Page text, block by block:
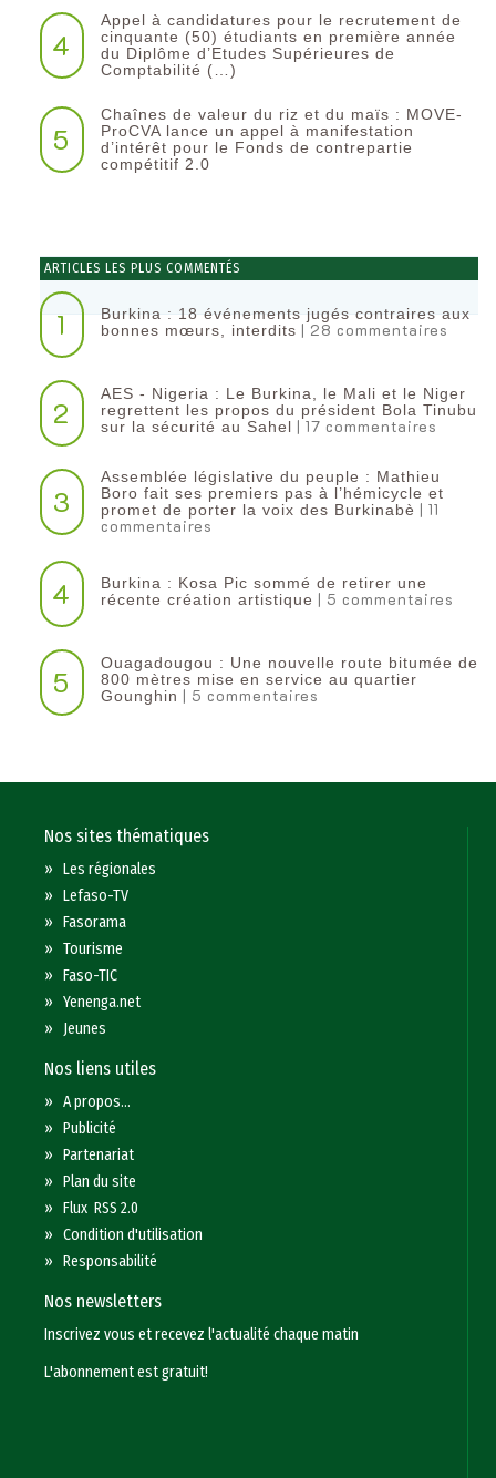
4
Appel à candidatures pour le recrutement de
cinquante (50) étudiants en première année
du Diplôme d’Etudes Supérieures de
Comptabilité (…)
5
Chaînes de valeur du riz et du maïs : MOVE-
ProCVA lance un appel à manifestation
d’intérêt pour le Fonds de contrepartie
compétitif 2.0
ARTICLES LES PLUS COMMENTÉS
1
Burkina : 18 événements jugés contraires aux
bonnes mœurs, interdits | 28 commentaires
2
AES - Nigeria : Le Burkina, le Mali et le Niger
regrettent les propos du président Bola Tinubu
sur la sécurité au Sahel | 17 commentaires
3
Assemblée législative du peuple : Mathieu
Boro fait ses premiers pas à l’hémicycle et
promet de porter la voix des Burkinabè | 11
commentaires
4
Burkina : Kosa Pic sommé de retirer une
récente création artistique | 5 commentaires
5
Ouagadougou : Une nouvelle route bitumée de
800 mètres mise en service au quartier
Gounghin | 5 commentaires
Nos sites thématiques
»Les régionales
»Lefaso-TV
»Fasorama
»Tourisme
»Faso-TIC
»Yenenga.net
» Jeunes
Nos liens utiles
»A propos...
»Publicité
»Partenariat
»Plan du site
»Flux RSS 2.0
»Condition d'utilisation
»Responsabilité
Nos newsletters
Inscrivez vous et recevez l'actualité chaque matin
L'abonnement est gratuit!